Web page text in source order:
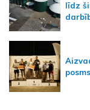
līdz
posms